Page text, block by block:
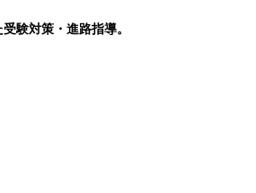
験対策・進路指導。